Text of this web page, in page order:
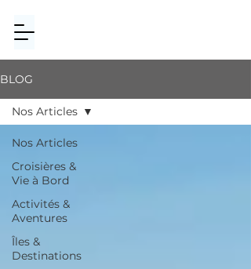
BLOG
Nos Articles
Croisières &
Vie à Bord
Activités &
Aventures
Îles &
Destinations
Nos Articles